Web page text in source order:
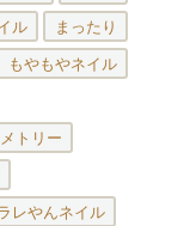
ル まったり
もやもやネイル
トリー
レやんネイル